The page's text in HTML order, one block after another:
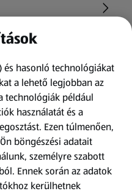
és hasonló technológiákat
a lehető legjobban az
technológiák például
használatát és a
Ezen túlmenően,
böngészési adatait
személyre szabott
Ennek során az adatok
kerülhetnek